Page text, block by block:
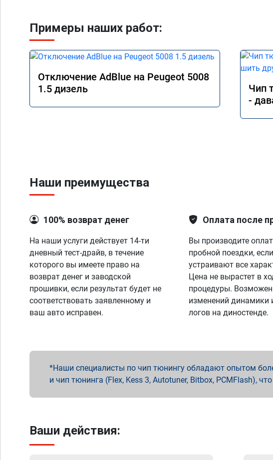
Примеры наших работ:
Отключение AdBlue на Peugeot 5008
1.5 дизель
Чип
-
Наши преимущества
100% возврат денег
На наши услуги действует 14-ти
дневный тест-драйв, в течение
которого вы имеете право на
возврат денег и заводской
прошивки, если результат будет не
соответствовать заявленному и
ваш авто исправен.
Оплата после
Вы производите
пробной поездки,
устраивают все
Цена не вырастет в
процедуры.
изменений динамики
логов на диностенде.
Наши специалисты по чип тюнингу обладают опытом
и чип тюнинга (Flex, Kess 3, Autotuner, Bitbox, PCMFlash),
Ваши действия: